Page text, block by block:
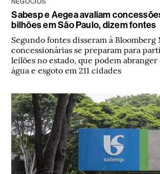
Sabesp e Aegea avaliam
bilhões em São Paulo, dizem fontes
Segundo fontes disseram à Bloomberg
concessionárias se preparam para
leilões no estado, que podem
água e esgoto em 211 cidades